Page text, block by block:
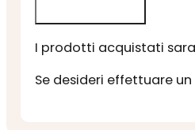
I prodotti acquistati
Se desideri effettuare un